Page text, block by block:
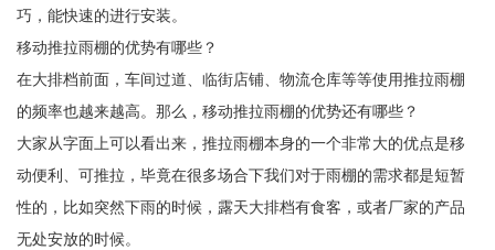
巧，能快速的进行安装。
移动推拉雨棚的优势有哪些？
在大排档前面，车间过道、临街店铺、物流仓库等等使用推拉雨棚
的频率也越来越高。那么，移动推拉雨棚的优势还有哪些？
大家从字面上可以看出来，推拉雨棚本身的一个非常大的优点是移
动便利、可推拉，毕竟在很多场合下我们对于雨棚的需求都是短暂
性的，比如突然下雨的时候，露天大排档有食客，或者厂家的产品
无处安放的时候。